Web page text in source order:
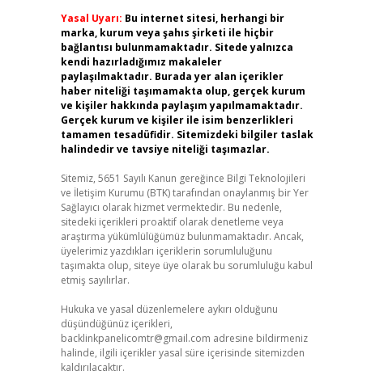
Yasal Uyarı: Bu internet sitesi, herhangi bir
marka, kurum veya şahıs şirketi ile hiçbir
bağlantısı bulunmamaktadır. Sitede yalnızca
kendi hazırladığımız makaleler
paylaşılmaktadır. Burada yer alan içerikler
haber niteliği taşımamakta olup, gerçek kurum
ve kişiler hakkında paylaşım yapılmamaktadır.
Gerçek kurum ve kişiler ile isim benzerlikleri
tamamen tesadüfidir. Sitemizdeki bilgiler taslak
halindedir ve tavsiye niteliği taşımazlar.
Sitemiz, 5651 Sayılı Kanun gereğince Bilgi Teknolojileri
ve İletişim Kurumu (BTK) tarafından onaylanmış bir Yer
Sağlayıcı olarak hizmet vermektedir. Bu nedenle,
sitedeki içerikleri proaktif olarak denetleme veya
araştırma yükümlülüğümüz bulunmamaktadır. Ancak,
üyelerimiz yazdıkları içeriklerin sorumluluğunu
taşımakta olup, siteye üye olarak bu sorumluluğu kabul
etmiş sayılırlar.
Hukuka ve yasal düzenlemelere aykırı olduğunu
düşündüğünüz içerikleri,
backlinkpanelicomtr@gmail.com adresine bildirmeniz
halinde, ilgili içerikler yasal süre içerisinde sitemizden
kaldırılacaktır.